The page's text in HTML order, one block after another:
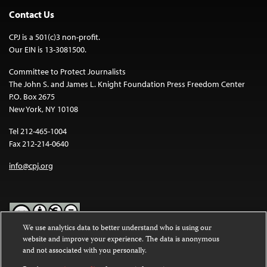
Contact Us
CPJ is a 501(c)3 non-profit.
Our EIN is 13-3081500.
Committee to Protect Journalists
The John S. and James L. Knight Foundation Press Freedom Center
P.O. Box 2675
New York, NY 10108
Tel 212-465-1004
Fax 212-214-0640
info@cpj.org
Except where noted, text on this website is licensed under a
Commons Attribution-NonCommercial-NoDerivatives 4.0
We use analytics data to better understand who is using our
website and improve your experience. The data is anonymous
and not associated with you personally.